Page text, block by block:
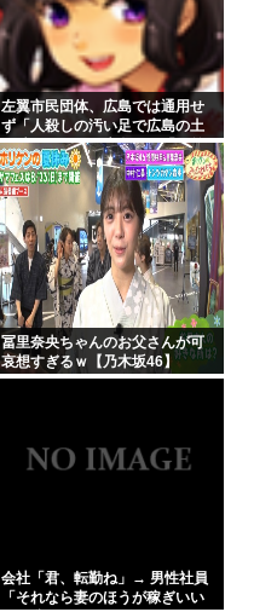
左翼市民団体、広島では通用せ
ず「人殺しの汚い足で広島の土
を踏むな！」→広島県民「お前
らの方が汚いんじゃ！」「ワシ
らが広島県民じゃ」
冨里奈央ちゃんのお父さんが可
哀想すぎるｗ【乃木坂46】
会社「君、転勤ね」→ 男性社員
「それなら妻のほうが稼ぎいい